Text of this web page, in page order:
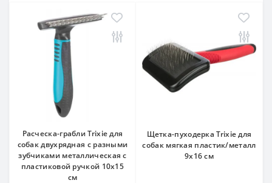
Расческа-грабли Trixie для
собак двухрядная с разными
зубчиками металлическая с
пластиковой ручкой 10х15
см
Щетка-пуходерка Trixie для
собак мягкая пластик/металл
9х16 см